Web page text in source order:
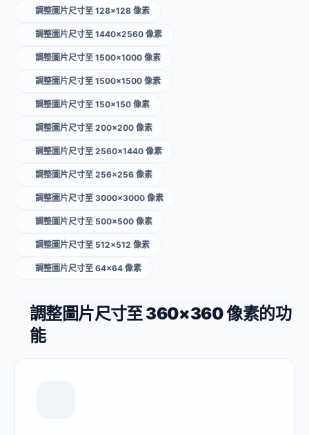
調整圖片尺寸至 128×128 像素
調整圖片尺寸至 1440×2560 像素
調整圖片尺寸至 1500×1000 像素
調整圖片尺寸至 1500×1500 像素
調整圖片尺寸至 150×150 像素
調整圖片尺寸至 200×200 像素
調整圖片尺寸至 2560×1440 像素
調整圖片尺寸至 256×256 像素
調整圖片尺寸至 3000×3000 像素
調整圖片尺寸至 500×500 像素
調整圖片尺寸至 512×512 像素
調整圖片尺寸至 64×64 像素
調整圖片尺寸至 360×360 像素的功
能